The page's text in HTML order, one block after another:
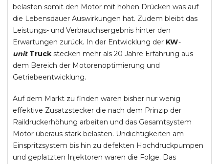
belasten somit den Motor mit hohen Drücken was auf
die Lebensdauer Auswirkungen hat. Zudem bleibt das
Leistungs- und Verbrauchsergebnis hinter den
Erwartungen zurück. In der Entwicklung der KW-
unit Truck stecken mehr als 20 Jahre Erfahrung aus
dem Bereich der Motorenoptimierung und
Getriebeentwicklung.
Auf dem Markt zu finden waren bisher nur wenig
effektive Zusatzstecker die nach dem Prinzip der
Raildruckerhöhung arbeiten und das Gesamtsystem
Motor überaus stark belasten. Undichtigkeiten am
Einspritzsystem bis hin zu defekten Hochdruckpumpen
und geplatzten Injektoren waren die Folge. Das